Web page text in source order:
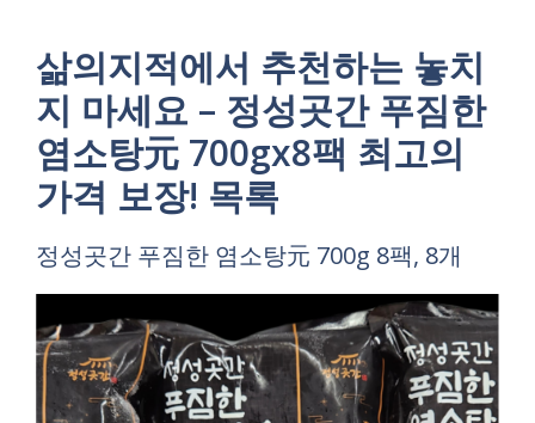
삶의지적에서 추천하는 놓치
지 마세요 – 정성곳간 푸짐한
염소탕元 700gx8팩 최고의
가격 보장! 목록
정성곳간 푸짐한 염소탕元 700g 8팩, 8개